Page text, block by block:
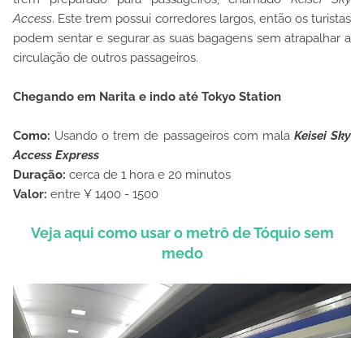
Access. Este trem possui corredores largos, então os turistas
podem sentar e segurar as suas bagagens sem atrapalhar a
circulação de outros passageiros.
Chegando em Narita e indo até Tokyo Station
Como: Usando o trem de passageiros com mala Keisei Sky
Access Express
Duração: cerca de 1 hora e 20 minutos
Valor: entre ¥ 1400 - 1500
Veja aqui como usar o metrô de Tóquio sem
medo